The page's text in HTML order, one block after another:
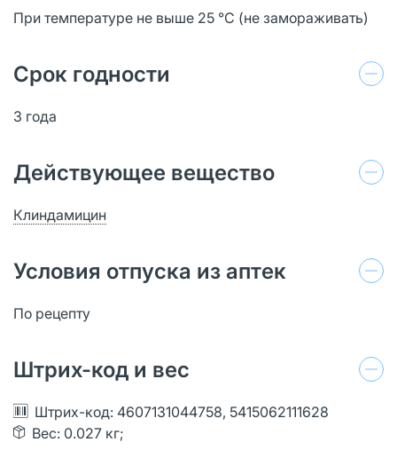
При температуре не выше 25 °C (не замораживать)
Срок годности
3 года
Действующее вещество
Клиндамицин
Условия отпуска из аптек
По рецепту
Штрих-код и вес
Штрих-код: 4607131044758, 5415062111628
Вес: 0.027 кг;